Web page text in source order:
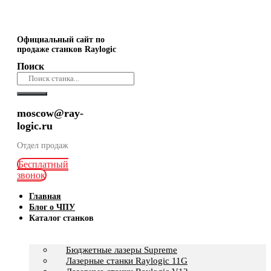
Официальный сайт по
продаже станков Raylogic
Поиск
moscow@ray-
logic.ru
Отдел продаж
Бесплатный
звонок
Главная
Блог о ЧПУ
Каталог станков
Бюджетные лазеры Supreme
Лазерные станки Raylogic 11G